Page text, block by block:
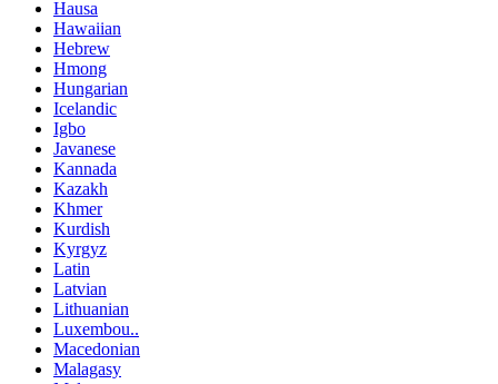
Hausa
Hawaiian
Hebrew
Hmong
Hungarian
Icelandic
Igbo
Javanese
Kannada
Kazakh
Khmer
Kurdish
Kyrgyz
Latin
Latvian
Lithuanian
Luxembou..
Macedonian
Malagasy